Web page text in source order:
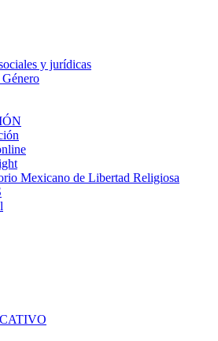
y jurídicas
Mexicano de Libertad Religiosa